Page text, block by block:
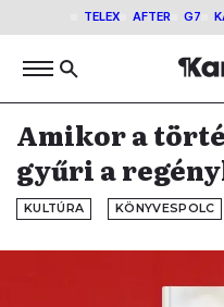
TELEX AFTER G7
Amikor a
gyűri a
KULTÚRA KÖNYVESPOLC